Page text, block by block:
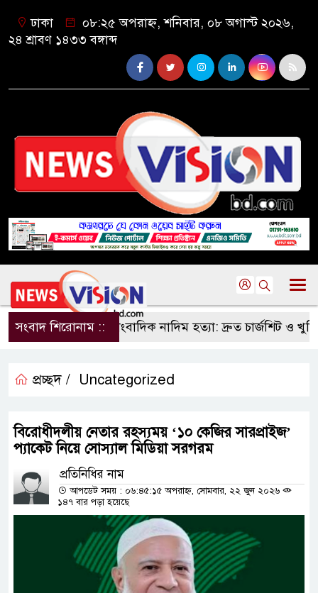
ঢাকা
০৮:২৫ অপরাহ্ন, শনিবার, ০৮ অগাস্ট ২০২৬,
২৪ শ্রাবণ ১৪৩৩ বঙ্গাব্দ
সংবাদ শিরোনাম ::সাংবাদিক নাদিম হত্যা: দ্রুত চার্জশিট ও
প্রচ্ছদ / Uncategorized
বিরোধীদলীয় নেতার রহস্যময় ‘১০ কেজির সারপ্রাইজ’
প্যাকেট নিয়ে সোস্যাল মিডিয়া সরগরম
প্রতিনিধির নাম
আপডেট সময় : ০৬:৪৫:১৫ অপরাহ্ন, সোমবার, ২২ জুন ২০২৬
১৪৭ বার পড়া হয়েছে